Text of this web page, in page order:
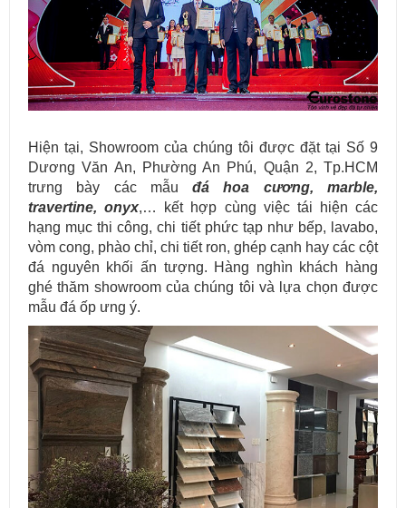
Hiện tại, Showroom của chúng tôi được đặt tại Số 9
Dương Văn An, Phường An Phú, Quận 2, Tp.HCM
trưng bày các mẫuđá hoa cương, marble,
travertine, onyx,… kết hợp cùng việc tái hiện các
hạng mục thi công, chi tiết phức tạp như bếp, lavabo,
vòm cong, phào chỉ, chi tiết ron, ghép cạnh hay các cột
đá nguyên khối ấn tượng. Hàng nghìn khách hàng
ghé thăm showroom của chúng tôi và lựa chọn được
mẫu đá ốp ưng ý.